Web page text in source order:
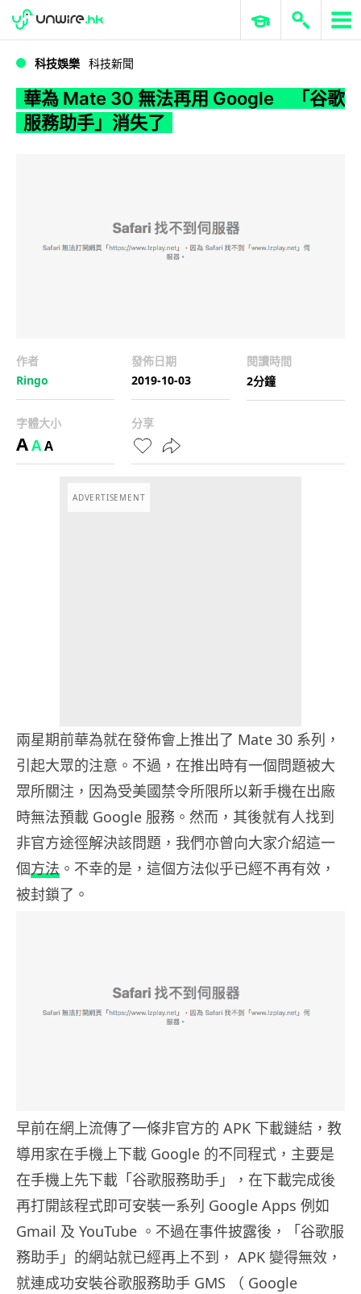
WWDC 2026 ERP 與商業 AI
科技娛樂 科技新聞
華為 Mate 30 無法再用 Google 「谷歌
服務助手」消失了
作者
Ringo
發佈日期
2019-10-03
閱讀時間
2分鐘
字體大小
AAA
分享
ADVERTISEMENT
兩星期前華為就在發佈會上推出了 Mate 30 系列，
引起大眾的注意。不過，在推出時有一個問題被大
眾所關注，因為受美國禁令所限所以新手機在出廠
時無法預載 Google 服務。然而，其後就有人找到
非官方途徑解決該問題，我們亦曾向大家介紹這一
個方法 。不幸的是，這個方法似乎已經不再有效，
被封鎖了。
早前在網上流傳了一條非官方的 APK 下載鏈結，教
導用家在手機上下載 Google 的不同程式，主要是
在手機上先下載「谷歌服務助手」，在下載完成後
再打開該程式即可安裝一系列 Google Apps 例如
Gmail 及 YouTube 。不過在事件披露後，「谷歌服
務助手」的網站就已經再上不到， APK 變得無效，
就連成功安裝谷歌服務助手 GMS （ Google